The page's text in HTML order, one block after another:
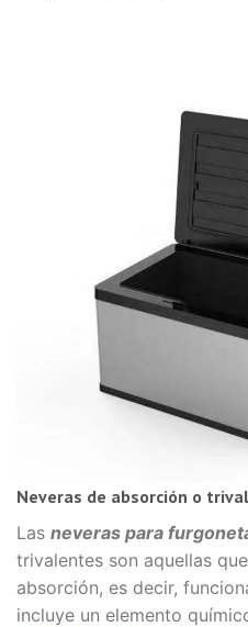
Neveras de absorción o
Las neveras para
trivalentes son aquellas
absorción, es decir,
incluye un elemento